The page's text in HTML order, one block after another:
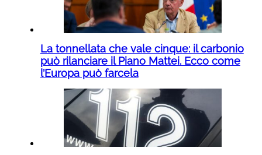
La tonnellata che vale cinque: il carbonio
può rilanciare il Piano Mattei. Ecco come
l’Europa può farcela